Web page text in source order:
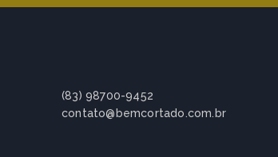
(83) 98700-9452
contato@bemcortado.com.br